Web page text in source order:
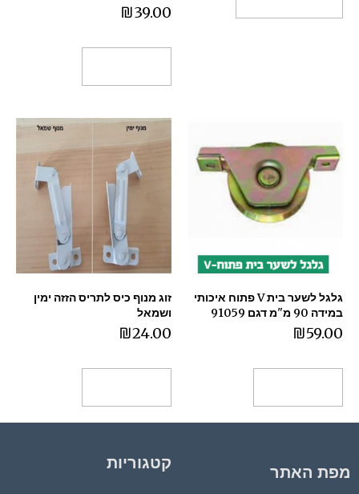
₪39.00
גלגל לשער בית V פתוח איכותי
במידה 90 מ"מ דגם 91059
₪59.00
זוג מנוף כיס לתריס הזזה ימין
ושמאל
₪24.00
מפת האתר קטגוריות